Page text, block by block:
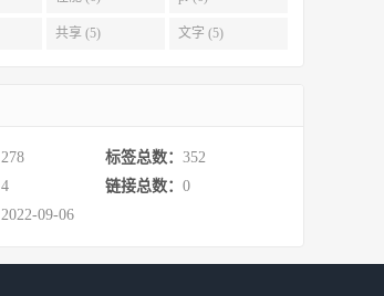
共享 (5) 文字 (5)
278 标签总数： 352
4 链接总数： 0
2022-09-06